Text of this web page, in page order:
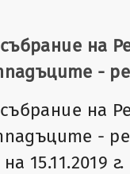
на
-
на
-
15.11.2019